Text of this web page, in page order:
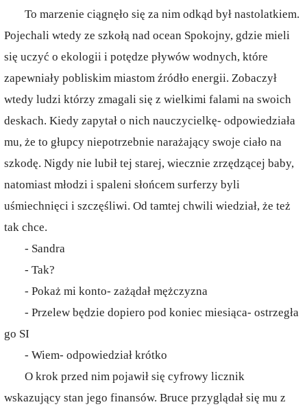
To marzenie ciągnęło się za nim odkąd był nastolatkiem.
Pojechali wtedy ze szkołą nad ocean Spokojny, gdzie mieli
się uczyć o ekologii i potędze pływów wodnych, które
zapewniały pobliskim miastom źródło energii. Zobaczył
wtedy ludzi którzy zmagali się z wielkimi falami na swoich
deskach. Kiedy zapytał o nich nauczycielkę- odpowiedziała
mu, że to głupcy niepotrzebnie narażający swoje ciało na
szkodę. Nigdy nie lubił tej starej, wiecznie zrzędzącej baby,
natomiast młodzi i spaleni słońcem surferzy byli
uśmiechnięci i szczęśliwi. Od tamtej chwili wiedział, że też
tak chce.
- Sandra
- Tak?
- Pokaż mi konto- zażądał mężczyzna
- Przelew będzie dopiero pod koniec miesiąca- ostrzegła
go SI
- Wiem- odpowiedział krótko
O krok przed nim pojawił się cyfrowy licznik
wskazujący stan jego finansów. Bruce przyglądał się mu z